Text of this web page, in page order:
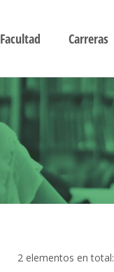
Facultad Carreras
2 elementos en total: